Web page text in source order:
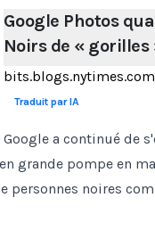
Google Photos
Noirs de « gorilles
bits.blogs.nytimes.com
Traduit par IA
Google a continué de
grande pompe en
personnes noires